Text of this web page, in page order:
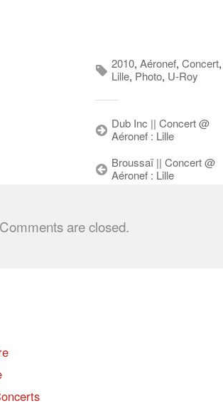
2010, Aéronef, Concert,
Lille, Photo, U-Roy
Dub Inc || Concert @
Aéronef : Lille
Broussaï || Concert @
Aéronef : Lille
Comments are closed.